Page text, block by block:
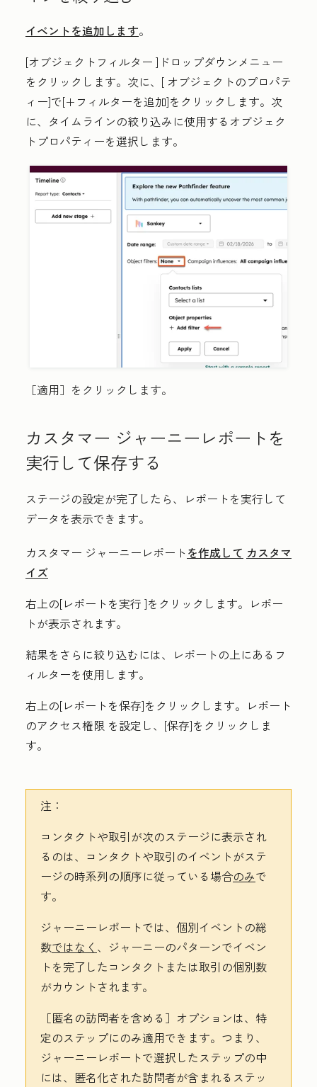
イベントを追加します。
[オブジェクトフィルター ]ドロップダウンメニュー
をクリックします。次に、[ オブジェクトのプロパテ
ィー]で[+フィルターを追加]をクリックします。次
に、タイムラインの絞り込みに使用するオブジェク
トプロパティーを選択します。
［適用］ をクリックします。
カスタマー ジャーニーレポートを
実行して保存する
ステージの設定が完了したら、レポートを実行して
データを表示できます。
カスタマー ジャーニーレポートを作成して カスタマ
イズ
右上の[レポートを実行 ]をクリックします。レポー
トが表示されます。
結果をさらに絞り込むには、レポートの上にあるフ
ィルターを使用します。
右上の[レポートを保存]をクリックします。レポート
のアクセス権限 を設定し、[保存]をクリックしま
す。
注：
コンタクトや取引が次のステージに表示され
るのは、コンタクトや取引のイベントがステ
ージの時系列の順序に従っている場合のみで
す。
ジャーニーレポートでは、個別イベントの総
数ではなく 、ジャーニーのパターンでイベン
トを完了したコンタクトまたは取引の個別数
がカウントされます。
［匿名の訪問者を含める］ オプションは、特
定のステップにのみ適用できます。つまり、
ジャーニーレポートで選択したステップの中
には、匿名化された訪問者が含まれるステッ